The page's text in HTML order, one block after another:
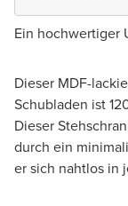
Ein hochwertiger
Dieser MDF-
Schubladen ist
Dieser
durch ein
er sich nahtlos in